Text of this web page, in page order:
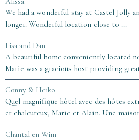
We had a wonderful stay at Castel Jolly
longer. Wonderful location close to ...
Lisa and Dan
A beautiful home conveniently located
Marie was a gracious host providing
Conny & Heiko
Quel magnifique hôtel avec des hôtes
et chaleureux, Marie et Alain. Une
Chantal en Wim